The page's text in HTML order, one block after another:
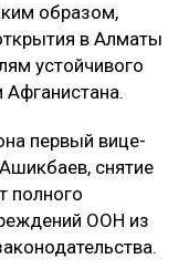
образом,
в Алматы
устойчивого
Афганистана.
первый вице-
снятие
полного
ООН из